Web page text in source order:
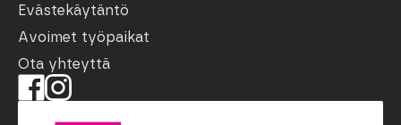
Evästekäytäntö
Avoimet työpaikat
Ota yhteyttä